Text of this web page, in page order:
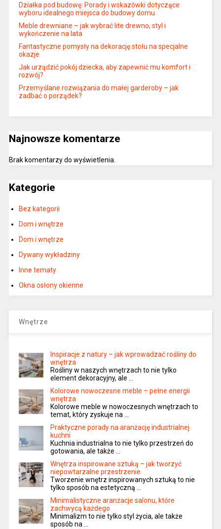
Działka pod budowę: Porady i wskazówki dotyczące
wyboru idealnego miejsca do budowy domu
Meble drewniane – jak wybrać lite drewno, styl i
wykończenie na lata
Fantastyczne pomysły na dekorację stołu na specjalne
okazje
Jak urządzić pokój dziecka, aby zapewnić mu komfort i
rozwój?
Przemyślane rozwiązania do małej garderoby – jak
zadbać o porządek?
Najnowsze komentarze
Brak komentarzy do wyświetlenia.
Kategorie
Bez kategorii
Dom i wnętrze
Dom i wnętrze
Dywany wykładziny
Inne tematy
Okna osłony okienne
Wnętrze
Inspiracje z natury – jak wprowadzać rośliny do
wnętrza
Rośliny w naszych wnętrzach to nie tylko
element dekoracyjny, ale …
Kolorowe nowoczesne meble – pełne energii
wnętrza
Kolorowe meble w nowoczesnych wnętrzach to
temat, który zyskuje na …
Praktyczne porady na aranżację industrialnej
kuchni
Kuchnia industrialna to nie tylko przestrzeń do
gotowania, ale także …
Wnętrza inspirowane sztuką – jak tworzyć
niepowtarzalne przestrzenie
Tworzenie wnętrz inspirowanych sztuką to nie
tylko sposób na estetyczną …
Minimalistyczne aranżacje salonu, które
zachwycą każdego
Minimalizm to nie tylko styl życia, ale także
sposób na …